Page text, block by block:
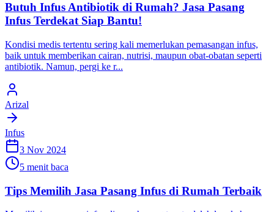
Butuh Infus Antibiotik di Rumah? Jasa Pasang
Infus Terdekat Siap Bantu!
Kondisi medis tertentu sering kali memerlukan pemasangan infus,
baik untuk memberikan cairan, nutrisi, maupun obat-obatan seperti
antibiotik. Namun, pergi ke r...
Arizal
Infus
3 Nov 2024
5 menit baca
Tips Memilih Jasa Pasang Infus di Rumah Terbaik